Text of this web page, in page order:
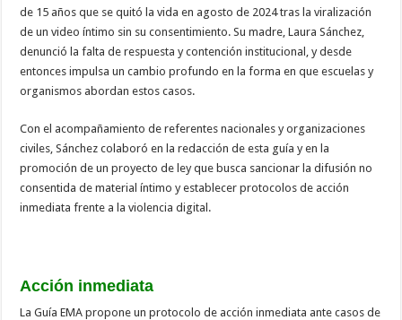
de 15 años que se quitó la vida en agosto de 2024 tras la viralización
de un video íntimo sin su consentimiento. Su madre, Laura Sánchez,
denunció la falta de respuesta y contención institucional, y desde
entonces impulsa un cambio profundo en la forma en que escuelas y
organismos abordan estos casos.
Con el acompañamiento de referentes nacionales y organizaciones
civiles, Sánchez colaboró en la redacción de esta guía y en la
promoción de un proyecto de ley que busca sancionar la difusión no
consentida de material íntimo y establecer protocolos de acción
inmediata frente a la violencia digital.
Acción inmediata
La Guía EMA propone un protocolo de acción inmediata ante casos de